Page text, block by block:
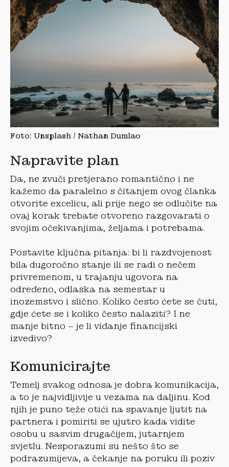
Foto: Unsplash / Nathan Dumlao
Napravite plan
Da, ne zvuči pretjerano romantično i ne
kažemo da paralelno s čitanjem ovog članka
otvorite excelicu, ali prije nego se odlučite na
ovaj korak trebate otvoreno razgovarati o
svojim očekivanjima, željama i potrebama.
Postavite ključna pitanja: bi li razdvojenost
bila dugoročno stanje ili se radi o nečem
privremenom, u trajanju ugovora na
određeno, odlaska na semestar u
inozemstvo i slično. Koliko često ćete se čuti,
gdje ćete se i koliko često nalaziti? I ne
manje bitno – je li viđanje financijski
izvedivo?
Komunicirajte
Temelj svakog odnosa je dobra komunikacija,
a to je najvidljivije u vezama na daljinu. Kod
njih je puno teže otići na spavanje ljutit na
partnera i pomiriti se ujutro kada vidite
osobu u sasvim drugačijem, jutarnjem
svjetlu. Nesporazumi su nešto što se
podrazumijeva, a čekanje na poruku ili poziv